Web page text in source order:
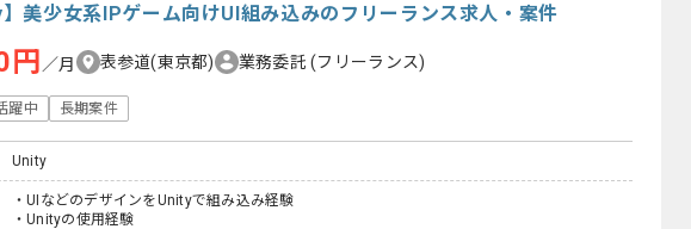
】美少女系IPゲーム向けUI組み込みのフリーランス求人・案件
／月 表参道(東京都) 業務委託(フリーランス)
躍中 長期案件
Unity
・UIなどのデザインをUnityで組み込み経験
・Unityの使用経験